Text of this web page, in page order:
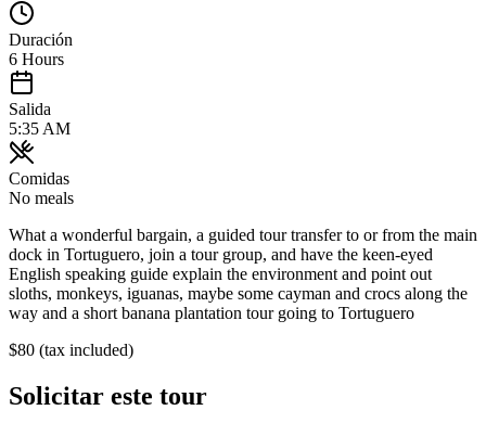
Duración
6 Hours
Salida
5:35 AM
Comidas
No meals
What a wonderful bargain, a guided tour transfer to or from the main
dock in Tortuguero, join a tour group, and have the keen-eyed
English speaking guide explain the environment and point out
sloths, monkeys, iguanas, maybe some cayman and crocs along the
way and a short banana plantation tour going to Tortuguero
$80 (tax included)
Solicitar este tour